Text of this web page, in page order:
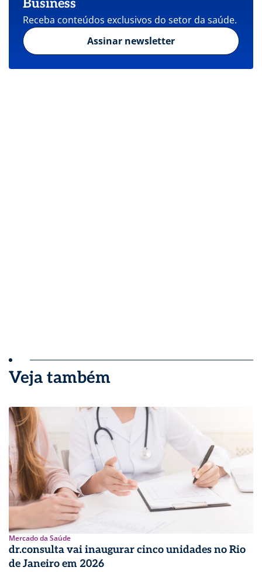
Business
Receba conteúdos exclusivos do setor da saúde.
Assinar newsletter
Veja também
Mercado da Saúde
dr.consulta vai inaugurar cinco unidades no Rio
de Janeiro em 2026